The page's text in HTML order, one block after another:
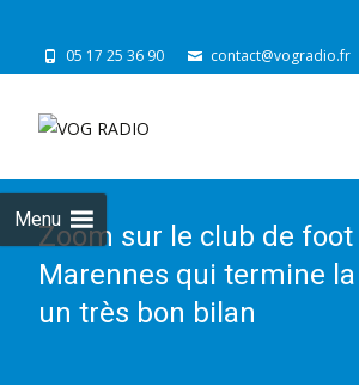
05 17 25 36 90 contact@vogradio.fr
Menu
Zoom sur le club de foot
Marennes qui termine
un très bon bilan